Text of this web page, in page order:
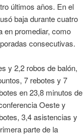
últimos años. En el
baja durante cuatro
en promediar, como
consecutivas.
y 2,2 robos de balón,
7 rebotes y 7
en 23,8 minutos de
Oeste y
3,4 asistencias y
parte de la